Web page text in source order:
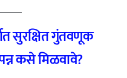
सुरक्षित गुंतवणूक
कसे मिळवावे?